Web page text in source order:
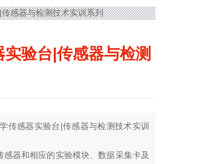
感器与检测技术实训系列
验台|传感器与检测
传感器实验台|传感器与检测技术实训
器和相应的实验模块、数据采集卡及